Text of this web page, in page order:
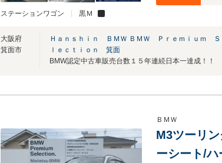
ステーションワゴン 黒Ｍ
大阪府
箕面市
Ｈａｎｓｈｉｎ ＢＭＷ ＢＭＷ Ｐｒｅｍｉｕｍ Ｓ
ｌｅｃｔｉｏｎ 箕面
BMW認定中古車販売台数１５年連続日本一達成！！
ＢＭＷ
M3ツーリ
ーシート/